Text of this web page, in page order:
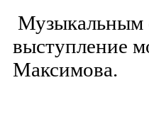
Музыкальным
выступление
Максимова.